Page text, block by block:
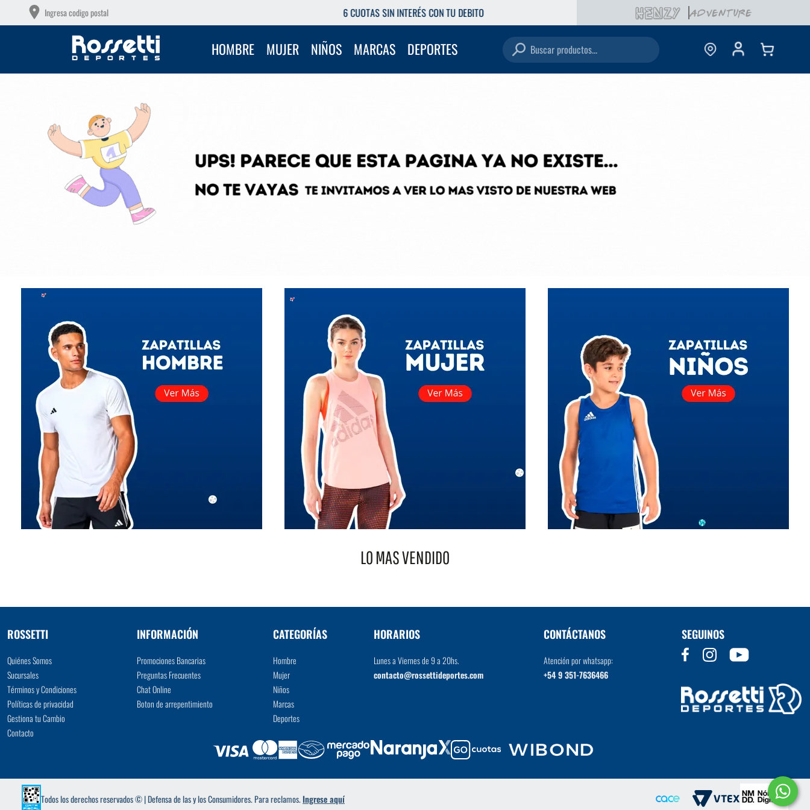
Ingresa codigo postal
GRATIS A PARTIR DE $149.000 6 CUOTAS SIN INTERÉS CON TU DEBITO
HOMBRE MUJER NIÑOS MARCAS DEPORTES Buscar productos...
VER MÁS
LO MAS VENDIDO
ROSSETTI
Quiénes Somos
Sucursales
Términos y Condiciones
Políticas de privacidad
Gestiona tu Cambio
Contacto
INFORMACIÓN
Promociones Bancarias
Preguntas Frecuentes
Chat Online
Boton de arrepentimiento
CATEGORÍAS
Hombre
Mujer
Niños
Marcas
Deportes
HORARIOS
Lunes a Viernes de 9 a 20hs.
contacto@rossettideportes.com
CONTÁCTANOS
Atención por whatsapp:
+54 9 351-7636466
SEGUINOS
Todos los derechos reservados © | Defensa de las y los Consumidores. Para reclamos.Ingrese aquí